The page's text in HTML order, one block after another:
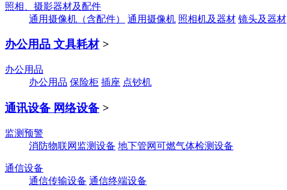
照相、摄影器材及配件
通用摄像机（含配件）
通用摄像机 照相机及器材 镜头及器材
办公用品 文具耗材 >
办公用品
办公用品 保险柜 插座 点钞机
通讯设备 网络设备 >
监测预警
消防物联网监测设备 地下管网可燃气体检测设备
通信设备
通信传输设备 通信终端设备